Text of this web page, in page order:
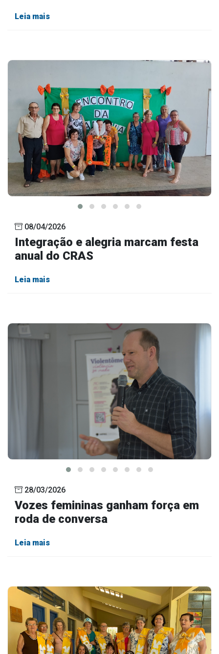
Leia mais
08/04/2026
Integração e alegria marcam festa
anual do CRAS
Leia mais
28/03/2026
Vozes femininas ganham força em
roda de conversa
Leia mais